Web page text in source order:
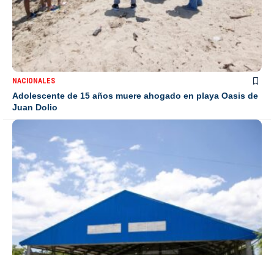
NACIONALES
Adolescente de 15 años muere ahogado en playa Oasis de
Juan Dolio